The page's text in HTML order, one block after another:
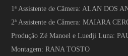
1ª Assistente de Câmera: ALAN DOS
2ª Assistente de Câmera: MAIARA
Produção Zé Manoel e Luedji Luna:
Montagem: RANA TOSTO